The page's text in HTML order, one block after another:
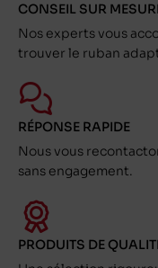
CONSEIL SUR
Nos experts vous
trouver le ruban
RÉPONSE RAPIDE
Nous vous
sans engagement.
PRODUITS DE